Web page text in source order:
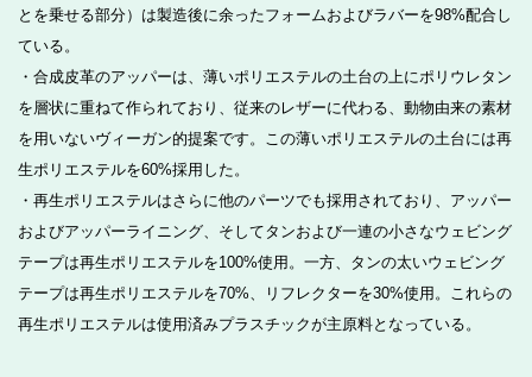
とを乗せる部分）は製造後に余ったフォームおよびラバーを98%配合し
ている。
・合成皮革のアッパーは、薄いポリエステルの土台の上にポリウレタン
を層状に重ねて作られており、従来のレザーに代わる、動物由来の素材
を用いないヴィーガン的提案です。この薄いポリエステルの土台には再
生ポリエステルを60%採用した。
・再生ポリエステルはさらに他のパーツでも採用されており、アッパー
およびアッパーライニング、そしてタンおよび一連の小さなウェビング
テープは再生ポリエステルを100%使用。一方、タンの太いウェビング
テープは再生ポリエステルを70%、リフレクターを30%使用。これらの
再生ポリエステルは使用済みプラスチックが主原料となっている。